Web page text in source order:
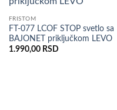
FRISTOM
FT-077 LCOF STOP svetlo sa
BAJONET priključkom LEVO
1.990,00 RSD